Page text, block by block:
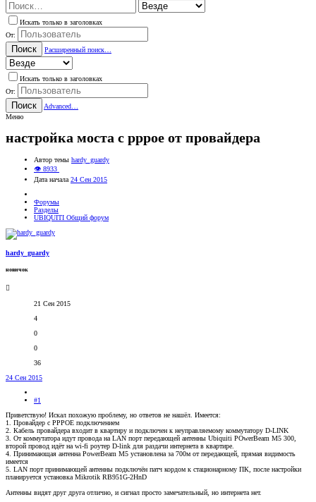
Искать только в заголовках
От:
Поиск Расширенный поиск…
Искать только в заголовках
От:
Поиск
Advanced…
Меню
настройка моста с pppoe от провайдера
Автор темы hardy_guardy
👁 8933
Дата начала 24 Сен 2015
Форумы
Разделы
UBIQUITI Общий форум
hardy_guardy
новичок
21 Сен 2015
4
0
0
36
24 Сен 2015
#1
Приветствую! Искал похожую проблему, но ответов не нашёл. Имеется:
1. Провайдер с PPPOE подключением
2. Кабель провайдера входит в квартиру и подключен к неуправляемому коммутатору D-LINK
3. От коммутатора идут провода на LAN порт передающей антенны Ubiquiti POwerBeam M5 300,
второй провод идёт на wi-fi роутер D-link для раздачи интернета в квартире.
4. Принимающая антенна PowerBeam M5 установлена за 700м от передающей, прямая видимость
имеется
5. LAN порт принимающей антенны подключён патч кордом к стационарному ПК, после настройки
планируется установка Mikrotik RB951G-2HnD
Антенны видят друг друга отлично, и сигнал просто замечательный, но интернета нет.